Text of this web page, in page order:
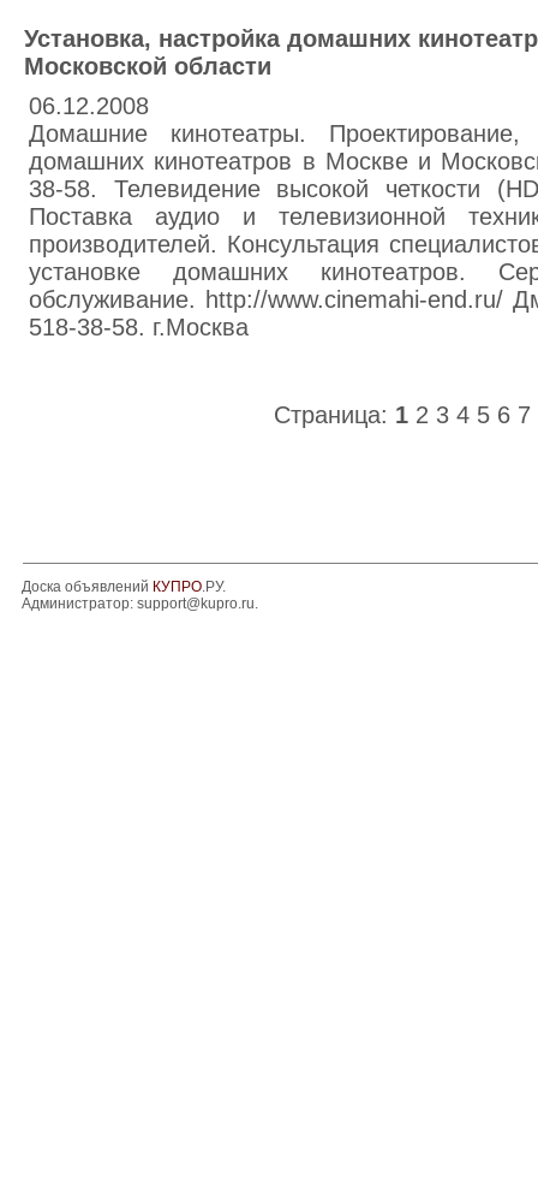
Установка, настройка домашних
Московской области
06.12.2008
Домашние кинотеатры. Проектирование,
домашних кинотеатров в Москве и
38-58. Телевидение высокой четкости
Поставка аудио и телевизионной
производителей. Консультация
установке домашних кинотеатров.
обслуживание. http://www.cinemahi-end.ru/
518-38-58. г.Москва
Страница: 1 2 3 4 5 6 7
Доска объявлений КУПРО.РУ.
Администратор: support@kupro.ru.